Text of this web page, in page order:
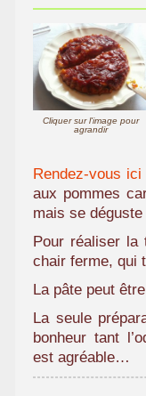
Cliquer sur l'image pour
agrandir
Rendez-vous ici
aux pommes
mais se déguste
Pour réaliser la
chair ferme, qui
La pâte peut
La seule
bonheur tant
est agréable…